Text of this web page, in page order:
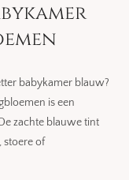
babykamer blauw?
is een
zachte blauwe tint
stoere of